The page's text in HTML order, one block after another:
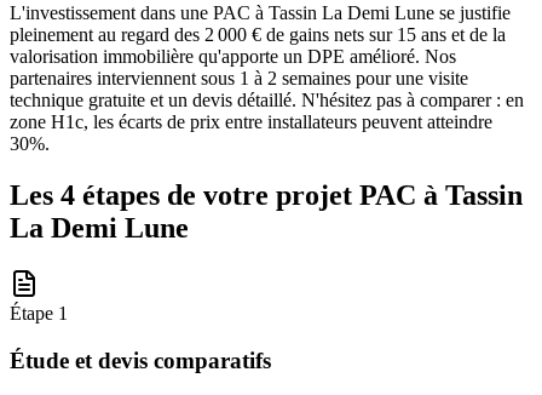
L'investissement dans une PAC à Tassin La Demi Lune se justifie
pleinement au regard des 2 000 € de gains nets sur 15 ans et de la
valorisation immobilière qu'apporte un DPE amélioré. Nos
partenaires interviennent sous 1 à 2 semaines pour une visite
technique gratuite et un devis détaillé. N'hésitez pas à comparer : en
zone H1c, les écarts de prix entre installateurs peuvent atteindre
30%.
Les 4 étapes de votre projet PAC à Tassin
La Demi Lune
Étape 1
Étude et devis comparatifs